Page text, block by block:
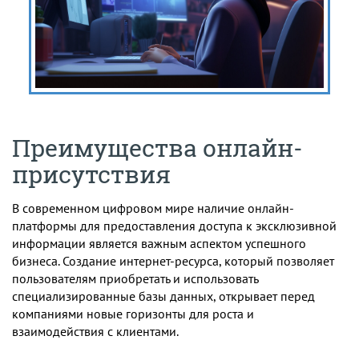
Преимущества онлайн-
присутствия
В современном цифровом мире наличие онлайн-
платформы для предоставления доступа к эксклюзивной
информации является важным аспектом успешного
бизнеса. Создание интернет-ресурса, который позволяет
пользователям приобретать и использовать
специализированные базы данных, открывает перед
компаниями новые горизонты для роста и
взаимодействия с клиентами.